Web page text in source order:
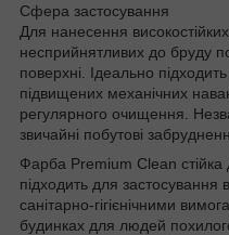
Сфера застосування
Для нанесення
несприйнятливих до бруду
поверхні. Ідеально
підвищених механічних
регулярного очищення.
звичайні побутові
Фарба Premium Clean стійка
підходить для
санітарно-гігієнічними
будинках для людей